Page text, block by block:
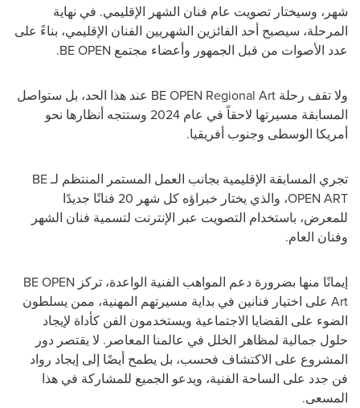
شهر، وسيختار تصويت عام فنان الشهر الإقليمي. في نهاية
المرحلة، سيصبح أحد الفائزين الشهريين الفنان الإقليمي، بناءً على
عدد الأصوات من قبل الجمهور وأعضاء مجتمع BE OPEN
.
ولا تقف رحلة BE OPEN Regional Art عند هذا الحد، بل ستواصل
المسابقة مسيرتها لاحقاً في عام 2024 وستتجه أنظارها نحو
أمريكا الوسطى وجنوب أفريقيا.
تجري المسابقة الإقليمية بجانب العمل المستمر المنتظم لـBE
OPEN ART
، والذي يختار خبراؤه كل شهر 20 فنانًا جديدًا
للمعرض، باستخدام التصويت عبر الإنترنت لتسمية فنان الشهر
وفنان العام.
إيمانًا منها بضرورة دعم المواهب الفنية الواعدة، تركز BE OPEN
Art على اختيار فنانين في بداية مسيرتهم المهنية، ممن يسلطون
الضوء على القضايا الاجتماعية ويستخدمون الفن كأداة لإيجاد
حلول جمالية لمظاهر الخلل في عالمنا المعاصر. لا يقتصر دور
المشروع على الاكتشاف فحسب، بل يطمح أيضًا إلى إيجاد رواد
فن جدد على الساحة الفنية، ويدعو الجميع للمشاركة في هذا
المسعى.